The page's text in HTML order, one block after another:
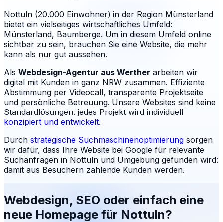
Nottuln (20.000 Einwohner) in der Region Münsterland
bietet ein vielseitiges wirtschaftliches Umfeld:
Münsterland, Baumberge. Um in diesem Umfeld online
sichtbar zu sein, brauchen Sie eine Website, die mehr
kann als nur gut aussehen.
Als Webdesign-Agentur aus Werther arbeiten wir
digital mit Kunden in ganz NRW zusammen. Effiziente
Abstimmung per Videocall, transparente Projektseite
und persönliche Betreuung. Unsere Websites sind keine
Standardlösungen: jedes Projekt wird individuell
konzipiert und entwickelt.
Durch strategische Suchmaschinenoptimierung sorgen
wir dafür, dass Ihre Website bei Google für relevante
Suchanfragen in Nottuln und Umgebung gefunden wird:
damit aus Besuchern zahlende Kunden werden.
Webdesign, SEO oder einfach eine
neue Homepage für Nottuln?